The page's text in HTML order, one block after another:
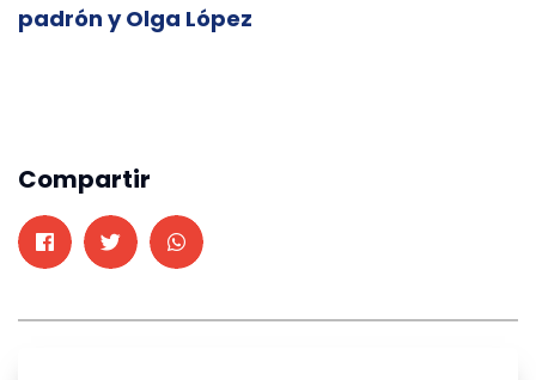
padrón y Olga López
Compartir